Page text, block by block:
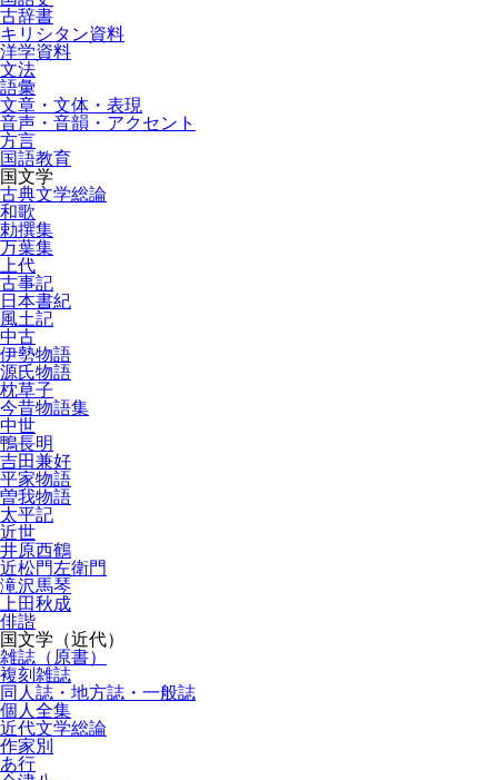
古辞書
キリシタン資料
洋学資料
文法
語彙
文章・文体・表現
音声・音韻・アクセント
方言
国語教育
国文学
古典文学総論
和歌
勅撰集
万葉集
上代
古事記
日本書紀
風土記
中古
伊勢物語
源氏物語
枕草子
今昔物語集
中世
鴨長明
吉田兼好
平家物語
曽我物語
太平記
近世
井原西鶴
近松門左衛門
滝沢馬琴
上田秋成
俳諧
国文学（近代）
雑誌（原書）
複刻雑誌
同人誌・地方誌・一般誌
個人全集
近代文学総論
作家別
あ行